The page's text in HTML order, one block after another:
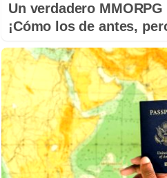
Un verdadero
¡Cómo los de antes,